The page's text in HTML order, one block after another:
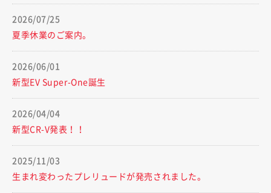
2026/07/25
夏季休業のご案内。
2026/06/01
新型EV Super-One誕生
2026/04/04
新型CR-V発表！！
2025/11/03
生まれ変わったプレリュードが発売されました。